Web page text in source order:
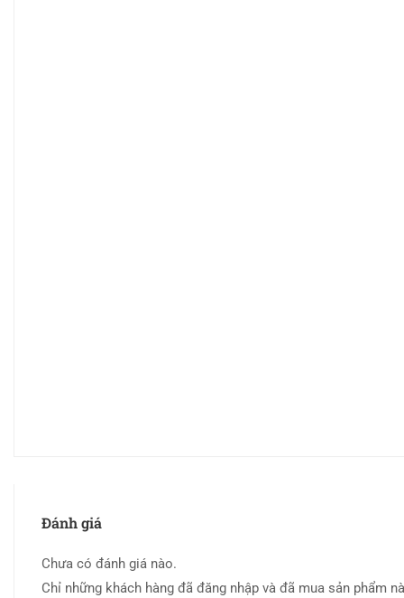
Đánh giá
Chưa có đánh giá nào.
Chỉ những khách hàng đã đăng nhập và đã mua sản phẩm